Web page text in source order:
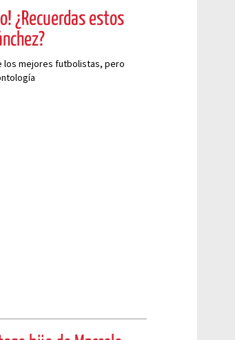
¿Recuerdas estos
los mejores futbolistas, pero